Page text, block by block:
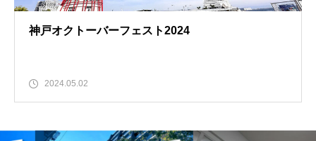
神戸オクトーバーフェスト2024
2024.05.02